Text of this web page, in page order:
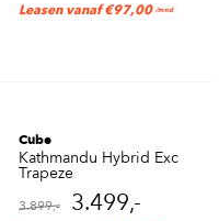
Leasen vanaf €97,00 /mnd
Cube
Kathmandu Hybrid Exc
Trapeze
3.899,- 3.499,-